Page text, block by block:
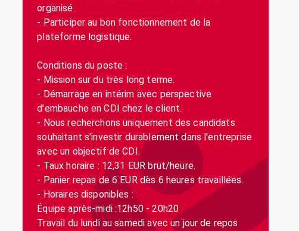
organisé.
- Participer au bon fonctionnement de la
plateforme logistique.
Conditions du poste :
- Mission sur du très long terme.
- Démarrage en intérim avec perspective
d'embauche en CDI chez le client.
- Nous recherchons uniquement des candidats
souhaitant s'investir durablement dans l'entreprise
avec un objectif de CDI.
- Taux horaire : 12,31 EUR brut/heure.
- Panier repas de 6 EUR dès 6 heures travaillées.
- Horaires disponibles :
Équipe après-midi :12h50 - 20h20
Travail du lundi au samedi avec un jour de repos